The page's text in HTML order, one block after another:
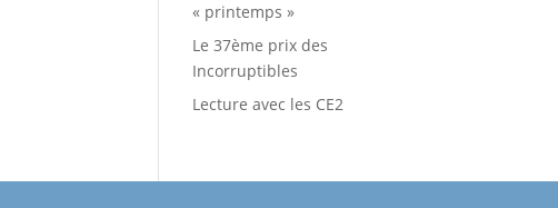
« printemps »
Le 37ème prix des
Incorruptibles
Lecture avec les CE2